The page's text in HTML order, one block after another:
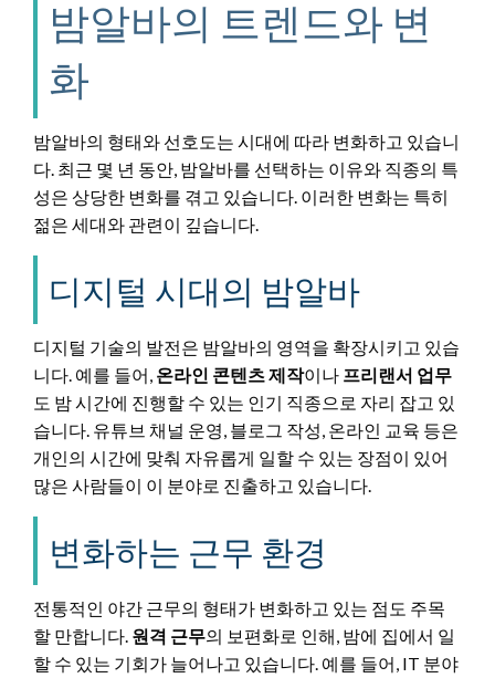
밤알바의 트렌드와 변
화
밤알바의 형태와 선호도는 시대에 따라 변화하고 있습니
다. 최근 몇 년 동안, 밤알바를 선택하는 이유와 직종의 특
성은 상당한 변화를 겪고 있습니다. 이러한 변화는 특히
젊은 세대와 관련이 깊습니다.
디지털 시대의 밤알바
디지털 기술의 발전은 밤알바의 영역을 확장시키고 있습
니다. 예를 들어, 온라인 콘텐츠 제작이나 프리랜서 업무
도 밤 시간에 진행할 수 있는 인기 직종으로 자리 잡고 있
습니다. 유튜브 채널 운영, 블로그 작성, 온라인 교육 등은
개인의 시간에 맞춰 자유롭게 일할 수 있는 장점이 있어
많은 사람들이 이 분야로 진출하고 있습니다.
변화하는 근무 환경
전통적인 야간 근무의 형태가 변화하고 있는 점도 주목
할 만합니다. 원격 근무의 보편화로 인해, 밤에 집에서 일
할 수 있는 기회가 늘어나고 있습니다. 예를 들어, IT 분야